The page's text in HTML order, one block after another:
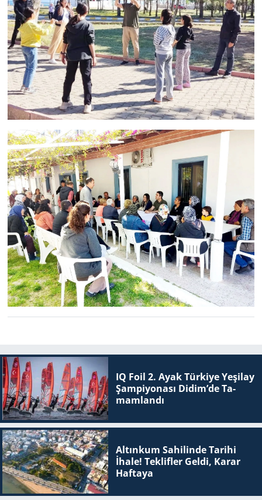
IQ Foil 2. Ayak Tür­ki­ye Ye­şi­lay
Şam­pi­yo­na­sı Didim’de Ta­
mam­lan­dı
Altınkum Sahilinde Tarihi
İhale! Teklifler Geldi, Karar
Haftaya